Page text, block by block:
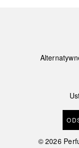
©2026